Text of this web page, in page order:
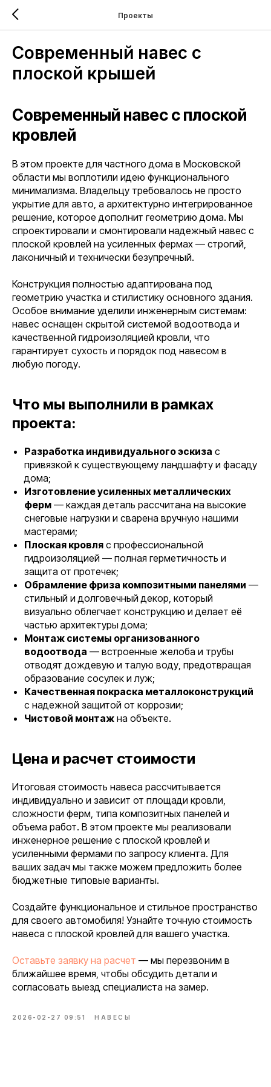
Проекты
Современный навес с
плоской крышей
Современный навес с плоской
кровлей
В этом проекте для частного дома в Московской
области мы воплотили идею функционального
минимализма. Владельцу требовалось не просто
укрытие для авто, а архитектурно интегрированное
решение, которое дополнит геометрию дома. Мы
спроектировали и смонтировали надежный навес с
плоской кровлей на усиленных фермах — строгий,
лаконичный и технически безупречный.
Конструкция полностью адаптирована под
геометрию участка и стилистику основного здания.
Особое внимание уделили инженерным системам:
навес оснащен скрытой системой водоотвода и
качественной гидроизоляцией кровли, что
гарантирует сухость и порядок под навесом в
любую погоду.
Что мы выполнили в рамках
проекта:
Разработка индивидуального эскиза с
привязкой к существующему ландшафту и фасаду
дома;
Изготовление усиленных металлических
ферм — каждая деталь рассчитана на высокие
снеговые нагрузки и сварена вручную нашими
мастерами;
Плоская кровля с профессиональной
гидроизоляцией — полная герметичность и
защита от протечек;
Обрамление фриза композитными панелями —
стильный и долговечный декор, который
визуально облегчает конструкцию и делает её
частью архитектуры дома;
Монтаж системы организованного
водоотвода — встроенные желоба и трубы
отводят дождевую и талую воду, предотвращая
образование сосулек и луж;
Качественная покраска металлоконструкций
с надежной защитой от коррозии;
Чистовой монтаж на объекте.
Цена и расчет стоимости
Итоговая стоимость навеса рассчитывается
индивидуально и зависит от площади кровли,
сложности ферм, типа композитных панелей и
объема работ. В этом проекте мы реализовали
инженерное решение с плоской кровлей и
усиленными фермами по запросу клиента. Для
ваших задач мы также можем предложить более
бюджетные типовые варианты.
Создайте функциональное и стильное пространство
для своего автомобиля! Узнайте точную стоимость
навеса с плоской кровлей для вашего участка.
Оставьте заявку на расчет — мы перезвоним в
ближайшее время, чтобы обсудить детали и
согласовать выезд специалиста на замер.
2026-02-27 09:51 НАВЕСЫ